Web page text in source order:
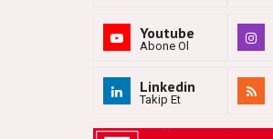
Youtube
Abone Ol
Linkedin
Takip Et